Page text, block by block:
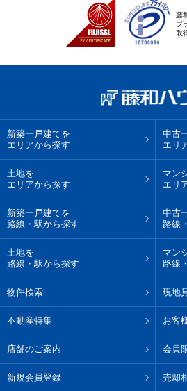
藤
プ
取
新築一戸建てを
エリアから探す
中古
エリ
土地を
エリアから探す
マン
エリ
新築一戸建てを
路線・駅から探す
中古
路線
土地を
路線・駅から探す
マン
路線
物件検索 現地
不動産特集 お客
店舗のご案内 会員
新規会員登録 売却